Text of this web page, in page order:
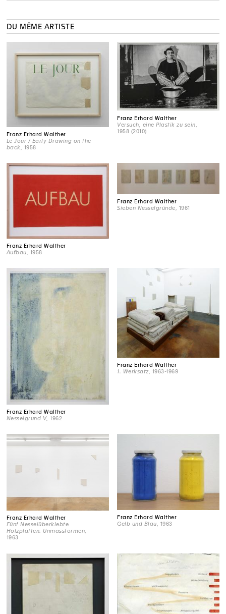
DU MÊME ARTISTE
Franz Erhard Walther
Le Jour / Early Drawing on the
back , 1958
Franz Erhard Walther
Versuch, eine Plastik zu sein
1958 (2010)
Franz Erhard Walther
Aufbau , 1958
Franz Erhard Walther
Sieben Nesselgründe , 1961
Franz Erhard Walther
Nesselgrund V, 1962
Franz Erhard Walther
1. Werksatz , 1963-1969
Franz Erhard Walther
Fünf Nesselüberklebte
Holzplatten. Unmassformen,
1963
Franz Erhard Walther
Gelb und Blau , 1963